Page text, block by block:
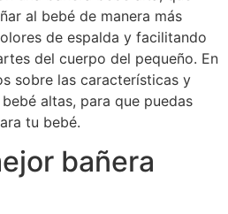
al bebé de manera más
de espalda y facilitando
del cuerpo del pequeño. En
sobre las características y
altas, para que puedas
tu bebé.
bañera